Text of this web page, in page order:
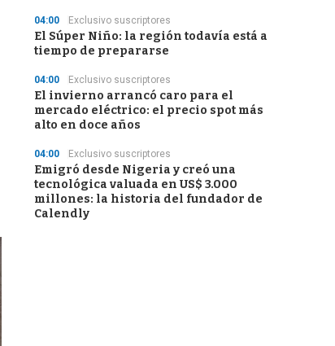
04:00 Exclusivo suscriptores
El Súper Niño: la región todavía está a
tiempo de prepararse
04:00 Exclusivo suscriptores
El invierno arrancó caro para el
mercado eléctrico: el precio spot más
alto en doce años
04:00 Exclusivo suscriptores
Emigró desde Nigeria y creó una
tecnológica valuada en US$ 3.000
millones: la historia del fundador de
Calendly